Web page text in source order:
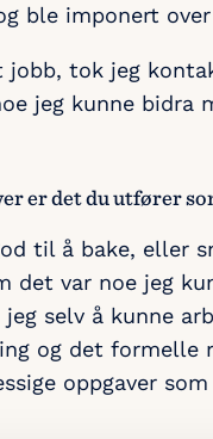
ble imponert
jobb, tok jeg
jeg kunne bidra
er det du utfører
til å bake, eller
det var noe jeg
selv å kunne
og det formelle
oppgaver